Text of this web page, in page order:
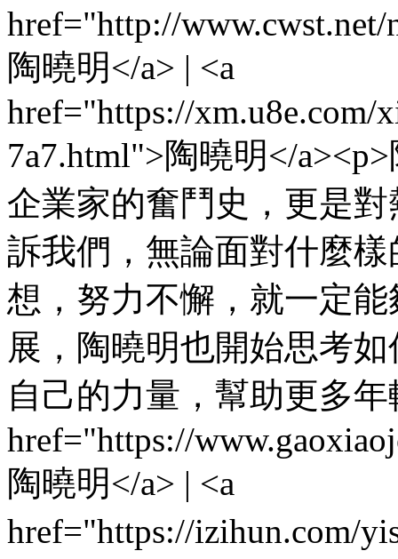
href="http://
陶曉明</a> | <a
href="https://xm.u8e.com/
7a7.html">陶曉明</
企業家的奮鬥史，更是
訴我們，無論面對什麼
想，努力不懈，就一定
展，陶曉明也開始思考
自己的力量，幫助更多
href="https://
陶曉明</a> | <a
href="https://izihun.com/